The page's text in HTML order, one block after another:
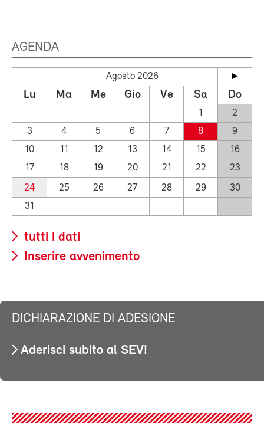
AGENDA
Agosto 2026
Lu Ma Me Gio Ve Sa Do
1
2
3
4 5 6 7 8
9
10
11 12 13 14 15
16
17
18 19 20 21 22
23
24
25 26 27 28 29
30
31
tutti i dati
Inserire avvenimento
DICHIARAZIONE DI ADESIONE
Aderisci subito al SEV!